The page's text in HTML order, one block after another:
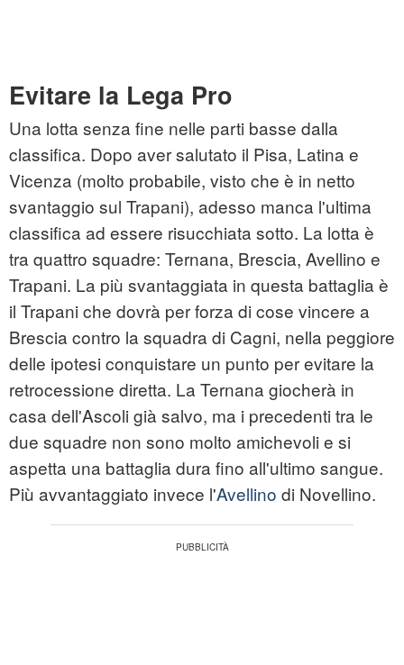
Evitare la Lega Pro
Una lotta senza fine nelle parti basse dalla
classifica. Dopo aver salutato il Pisa, Latina e
Vicenza (molto probabile, visto che è in netto
svantaggio sul Trapani), adesso manca l'ultima
classifica ad essere risucchiata sotto. La lotta è
tra quattro squadre: Ternana, Brescia, Avellino e
Trapani. La più svantaggiata in questa battaglia è
il Trapani che dovrà per forza di cose vincere a
Brescia contro la squadra di Cagni, nella peggiore
delle ipotesi conquistare un punto per evitare la
retrocessione diretta. La Ternana giocherà in
casa dell'Ascoli già salvo, ma i precedenti tra le
due squadre non sono molto amichevoli e si
aspetta una battaglia dura fino all'ultimo sangue.
Più avvantaggiato invece l'Avellino di Novellino.